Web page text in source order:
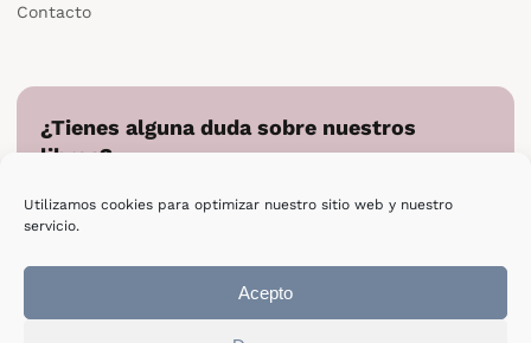
Utilizamos cookies para optimizar nuestro sitio web y nuestro
servicio.
Acepto
Contacto
¿Tienes alguna duda sobre nuestros
libros?
directamente.
Escribir a Epsilon